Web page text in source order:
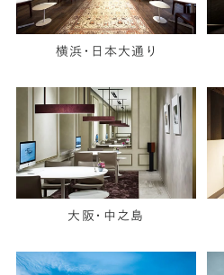
横浜・日本大通り
大阪・中之島